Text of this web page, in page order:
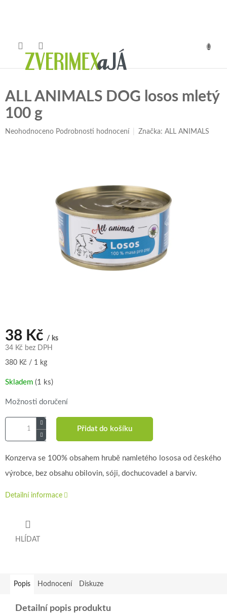
ALL ANIMALS DOG losos mletý
100 g
Průměrné
Neohodnoceno Podrobnosti hodnocení Značka:ALL ANIMALS
38 Kč / ks
34 Kč bez DPH
Měrná
380 Kč / 1 kg
Skladem (1 ks)
Možnosti doručení
Přidat do košíku
Konzerva se 100% obsahem hrubě namletého lososa od českého
výrobce, bez obsahu obilovin, sóji, dochucovadel a barviv.
Detailní informace
HLÍDAT
Popis Hodnocení Diskuze
Detailní popis produktu